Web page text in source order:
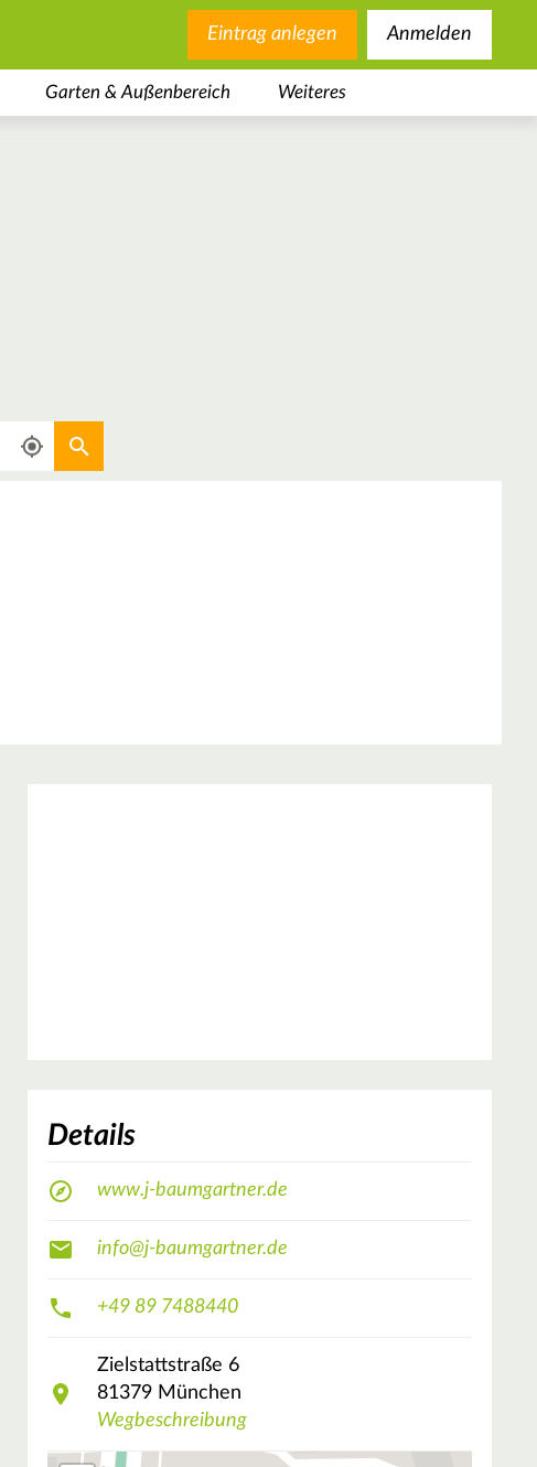
Eintrag anlegen Anmelden
Garten & Außenbereich Weiteres
Aktuellen Standort verwenden
Details
www.j-baumgartner.de
info@j-baumgartner.de
+49 89 7488440
Zielstattstraße 6
81379 München
Wegbeschreibung